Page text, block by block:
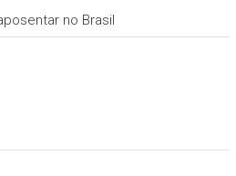
no Brasil